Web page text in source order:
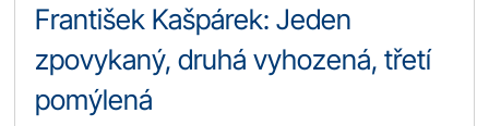
František Kašpárek: Jeden
zpovykaný, druhá vyhozená, třetí
pomýlená